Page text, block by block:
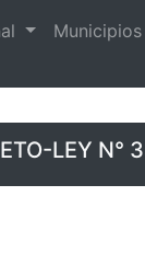
Municipios
LEY N°